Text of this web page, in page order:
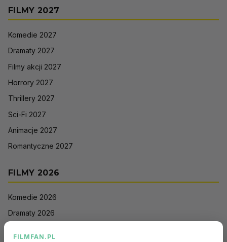
FILMY 2027
Komedie 2027
Dramaty 2027
Filmy akcji 2027
Horrory 2027
Thrillery 2027
Sci-Fi 2027
Animacje 2027
Romantyczne 2027
FILMY 2026
Komedie 2026
Dramaty 2026
FILMFAN.PL